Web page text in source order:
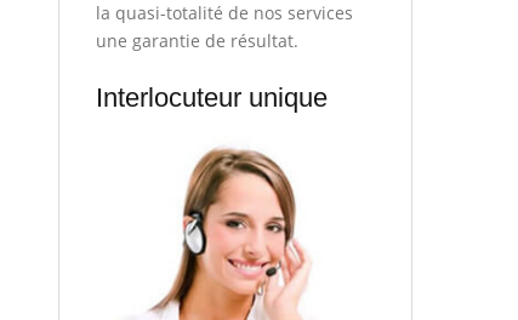
la quasi-totalité de nos services
une garantie de résultat.
Interlocuteur unique